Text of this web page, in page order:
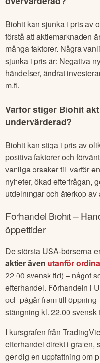
Biohit kan sjunka i pris av
förstå att aktiemarknaden
många faktorer. Några
sjunka i pris är: Negativa
händelser, ändrat
m.fl.
Varför stiger Biohit
undervärderad?
Biohit kan stiga i pris av
positiva faktorer och
vanliga orsaker till varför
nyheter, ökad efterfrågan,
utdelningar och återköp av
Förhandel Biohit–
öppettider
De största USA-börserna
aktier även utanför
22.00 svensk tid) – något
efterhandel. Förhandeln i
och pågår fram till
stängning kl. 22.00 svensk
I kursgrafen från
efterhandel direkt i grafen,
ger dig en uppfattning om